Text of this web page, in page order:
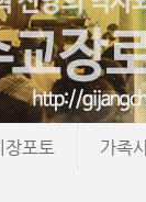
장포토 가족